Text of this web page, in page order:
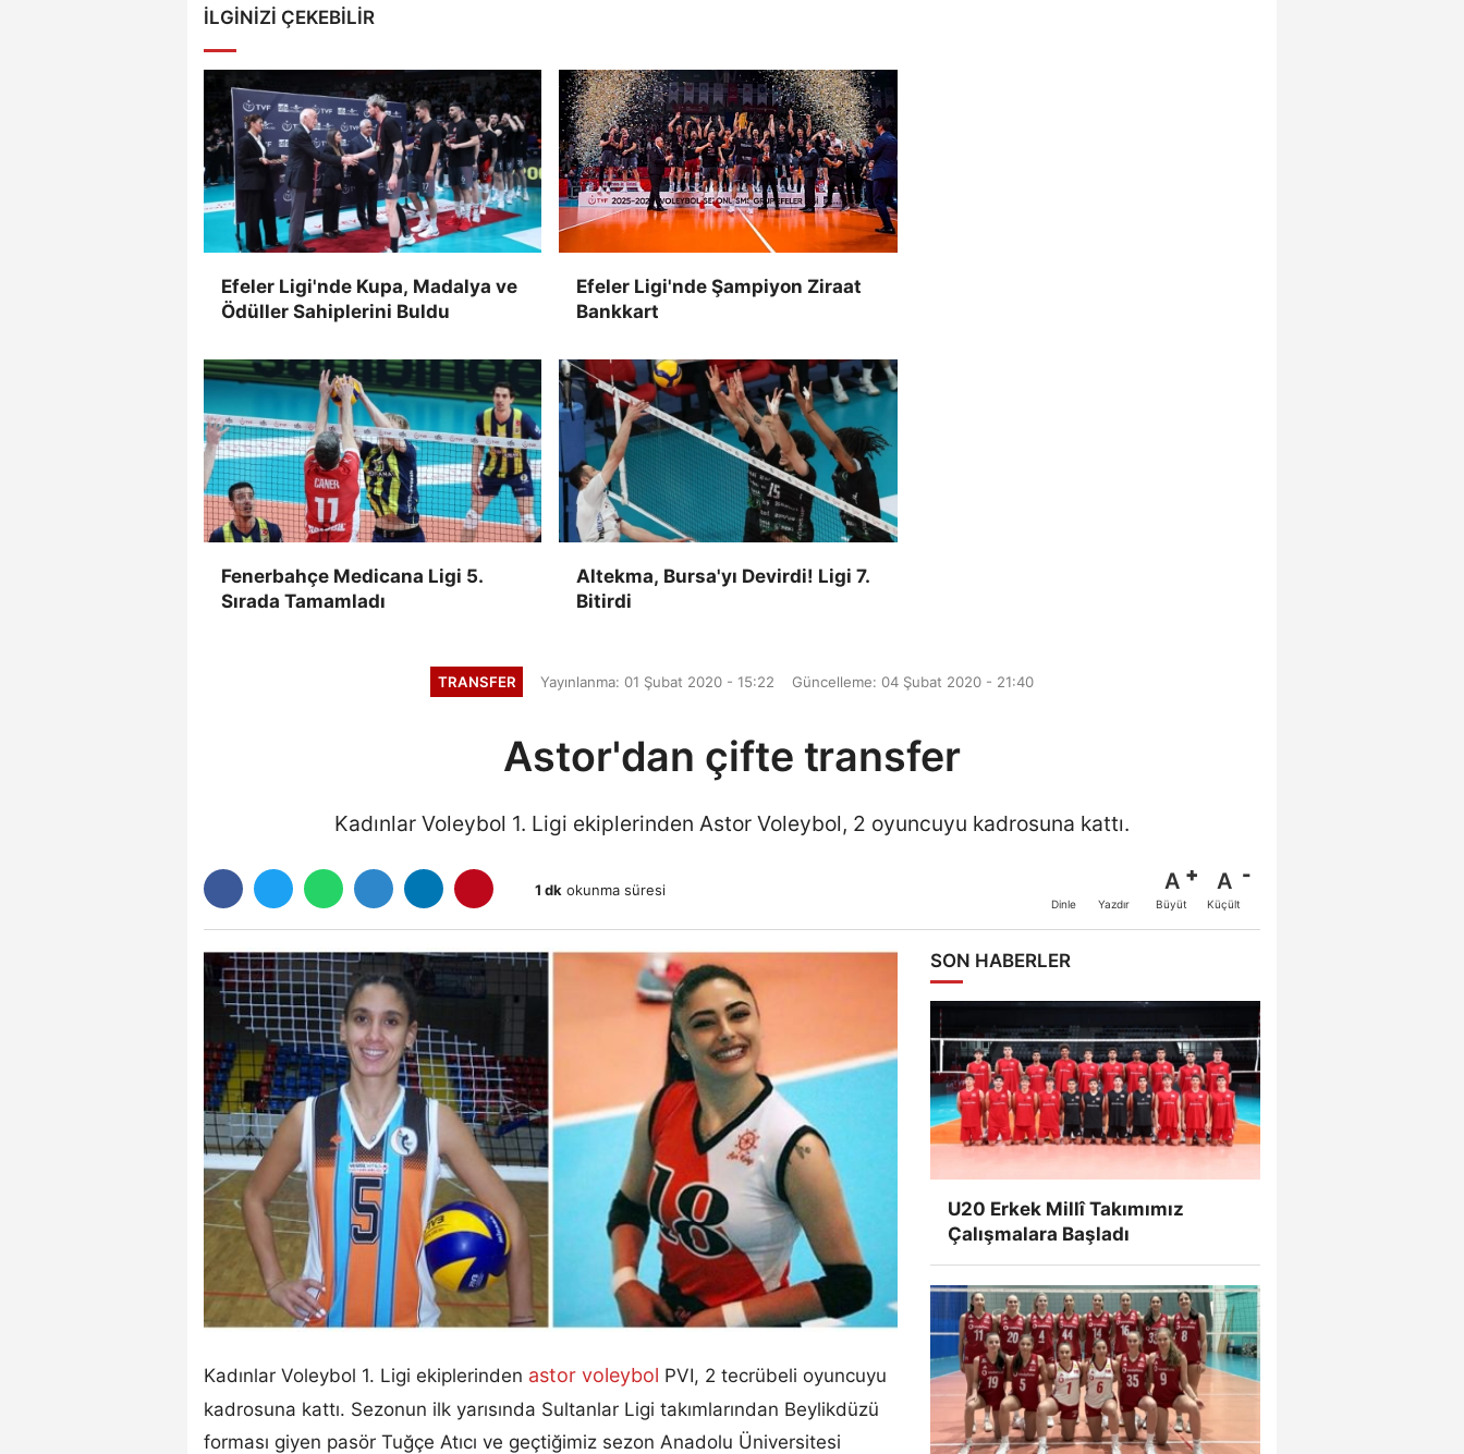
İLGINIZI ÇEKEBILIR
Efeler Ligi'nde Kupa, Madalya ve
Ödüller Sahiplerini Buldu
Efeler Ligi'nde Şampiyon Ziraat
Bankkart
Fenerbahçe Medicana Ligi 5.
Sırada Tamamladı
Altekma, Bursa'yı Devirdi! Ligi 7.
Bitirdi
TRANSFER Yayınlanma: 01 Şubat 2020 - 15:22 Güncelleme: 04 Şubat 2020 - 21:40
Astor'dan çifte transfer
Kadınlar Voleybol 1. Ligi ekiplerinden Astor Voleybol, 2 oyuncuyu kadrosuna kattı.
1 dk okunma süresi
Dinle Yazdır
A
Büyüt
A
Küçült
Kadınlar Voleybol 1. Ligi ekiplerinden astor voleybol PVI, 2 tecrübeli oyuncuyu
kadrosuna kattı. Sezonun ilk yarısında Sultanlar Ligi takımlarından Beylikdüzü
forması giyen pasör Tuğçe Atıcı ve geçtiğimiz sezon Anadolu Üniversitesi
SON HABERLER
U20 Erkek Millî Takımımız
Çalışmalara Başladı